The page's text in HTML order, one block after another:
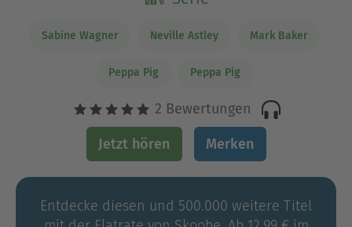
Sabine Wagner Neville Astley Mark Baker
Peppa Pig Peppa Pig
2 Bewertungen
Jetzt hören Merken
Entdecke diesen und 500.000 weitere Titel